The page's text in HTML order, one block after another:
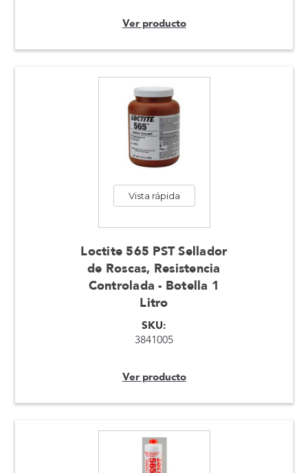
Ver producto
Vista rápida
Loctite 565 PST Sellador
de Roscas, Resistencia
Controlada - Botella 1
Litro
SKU:
3841005
Ver producto